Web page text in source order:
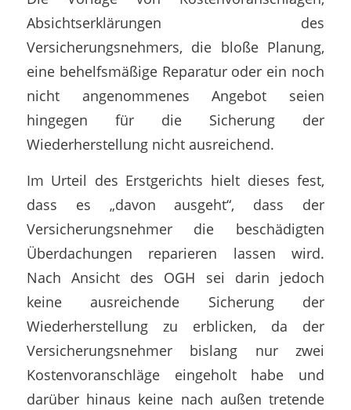
Absichtserklärungen des
Versicherungsnehmers, die bloße Planung,
eine behelfsmäßige Reparatur oder ein noch
nicht angenommenes Angebot seien
hingegen für die Sicherung der
Wiederherstellung nicht ausreichend.
Im Urteil des Erstgerichts hielt dieses fest,
dass es „davon ausgeht“, dass der
Versicherungsnehmer die beschädigten
Überdachungen reparieren lassen wird.
Nach Ansicht des OGH sei darin jedoch
keine ausreichende Sicherung der
Wiederherstellung zu erblicken, da der
Versicherungsnehmer bislang nur zwei
Kostenvoranschläge eingeholt habe und
darüber hinaus keine nach außen tretende